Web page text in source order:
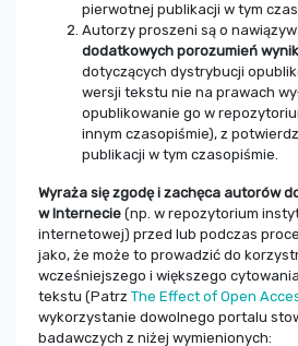
pierwotnej publikacji w tym
Autorzy proszeni są o
dodatkowych porozumień
dotyczących dystrybucji
wersji tekstu nie na prawach
opublikowanie go w
innym czasopiśmie), z
publikacji w tym czasopiśmie.
Wyraża się zgodę i zachęca autorów
w Internecie (np. w repozytorium
internetowej) przed lub podczas
jako, że może to prowadzić do
wcześniejszego i większego
tekstu (Patrz The Effect of Open
wykorzystanie dowolnego portalu
badawczych z niżej wymienionych: